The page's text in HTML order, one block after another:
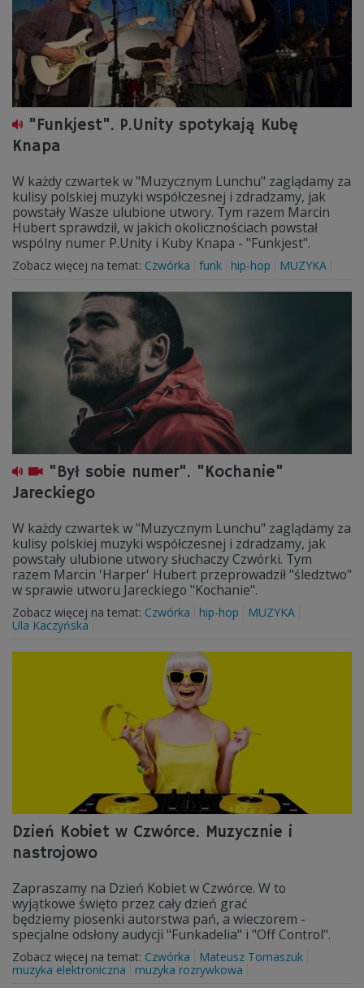
"Funkjest". P.Unity spotykają Kubę
Knapa
W każdy czwartek w "Muzycznym Lunchu" zaglądamy za
kulisy polskiej muzyki współczesnej i zdradzamy, jak
powstały Wasze ulubione utwory. Tym razem Marcin
Hubert sprawdził, w jakich okolicznościach powstał
wspólny numer P.Unity i Kuby Knapa - "Funkjest".
Zobacz więcej na temat: Czwórka funk hip-hop MUZYKA
"Był sobie numer". "Kochanie"
Jareckiego
W każdy czwartek w "Muzycznym Lunchu" zaglądamy za
kulisy polskiej muzyki współczesnej i zdradzamy, jak
powstały ulubione utwory słuchaczy Czwórki. Tym
razem Marcin 'Harper' Hubert przeprowadził "śledztwo"
w sprawie utworu Jareckiego "Kochanie".
Zobacz więcej na temat: Czwórka hip-hop
MUZYKA
Ula Kaczyńska
Dzień Kobiet w Czwórce. Muzycznie i
nastrojowo
Zapraszamy na Dzień Kobiet w Czwórce. W to
wyjątkowe święto przez cały dzień grać
będziemy piosenki autorstwa pań, a wieczorem -
specjalne odsłony audycji "Funkadelia" i "Off Control".
Zobacz więcej na temat: Czwórka
Mateusz Tomaszuk
muzyka elektroniczna
muzyka rozrywkowa